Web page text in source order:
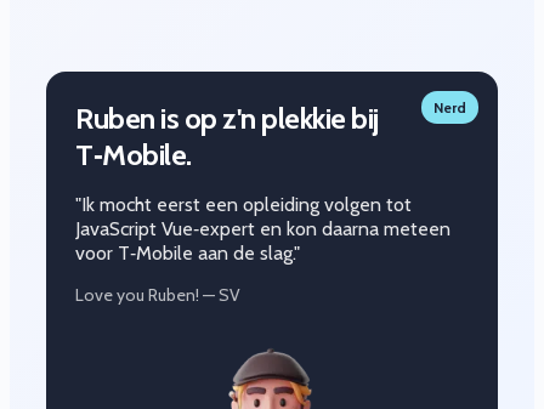
Ruben is op z'n plekkie bij
T‑Mobile.
"Ik mocht eerst een opleiding volgen tot
JavaScript Vue‑expert en kon daarna meteen
voor T‑Mobile aan de slag."
Love you Ruben! — SV
Nerd